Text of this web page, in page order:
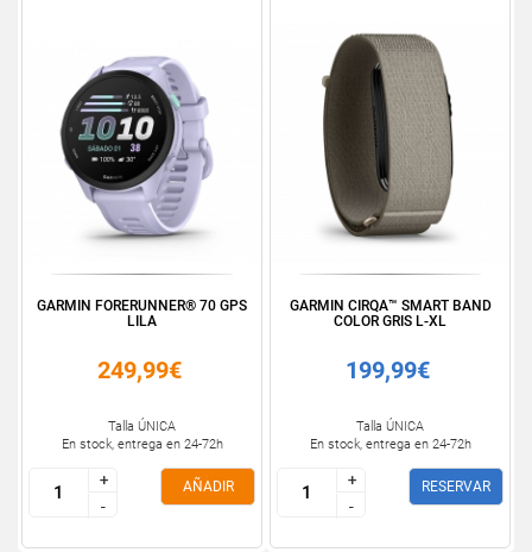
GARMIN FORERUNNER® 70 GPS
LILA
249,99€
Talla ÚNICA
En stock, entrega en 24-72h
+
-
+
-
AÑADIR
GARMIN CIRQA™ SMART BAND
COLOR GRIS L-XL
199,99€
Talla ÚNICA
En stock, entrega en 24-72h
+
-
+
-
RESERVAR